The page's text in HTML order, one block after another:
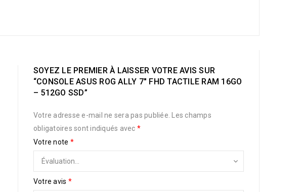
SOYEZ LE PREMIER À LAISSER VOTRE AVIS SUR
“CONSOLE ASUS ROG ALLY 7″ FHD TACTILE RAM 16GO
– 512GO SSD”
Votre adresse e-mail ne sera pas publiée.
Les champs
obligatoires sont indiqués avec *
Votre note *
Votre avis *